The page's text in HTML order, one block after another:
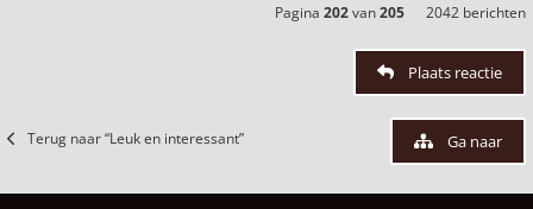
Pagina 202van205 2042 berichten
Plaats reactie
Terug naar “Leuk en interessant” Ga naar